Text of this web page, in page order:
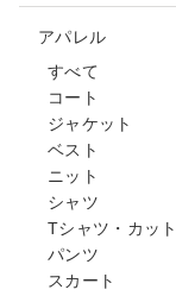
アパレル
すべて
コート
ジャケット
ベスト
ニット
シャツ
Tシャツ・カッ
パンツ
スカート